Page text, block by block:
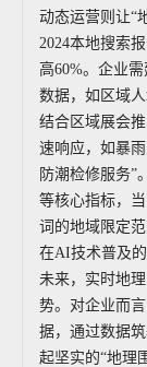
动态运营则让“
2024本地搜索
高60%。企业
数据，如区域
结合区域展会
速响应，如暴
防潮检修服务”
等核心指标，
词的地域限定范
在AI技术普及
未来，实时地
势。对企业而
据，通过数据
起坚实的“地理